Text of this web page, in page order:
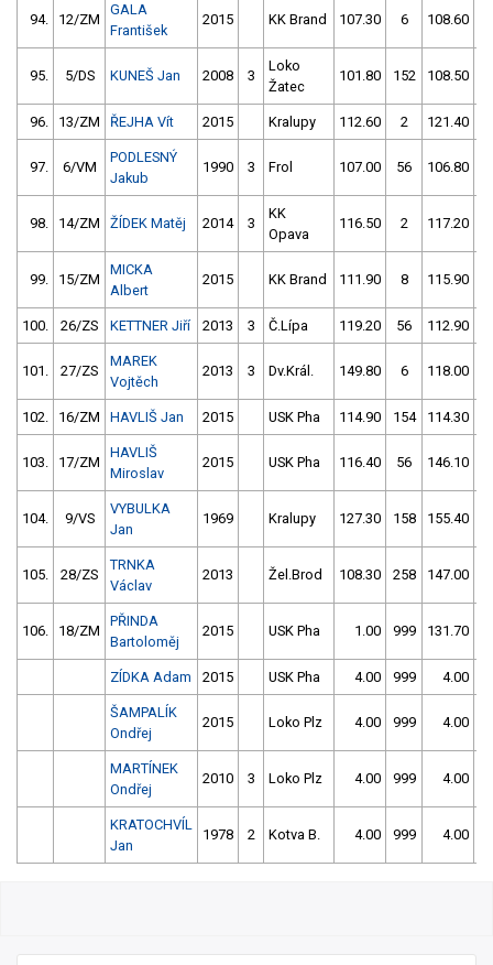
94. 12/ZM
GALA
František
2015 KK Brand 107.30 6 108.60
95. 5/DS KUNEŠ Jan 2008 3
Loko
Žatec
101.80 152 108.50
96. 13/ZM ŘEJHA Vít 2015 Kralupy 112.60 2 121.40
97. 6/VM
PODLESNÝ
Jakub
1990 3 Frol 107.00 56 106.80
98. 14/ZM ŽÍDEK Matěj 2014 3
KK
Opava
116.50 2 117.20
99. 15/ZM
MICKA
Albert
2015 KK Brand 111.90 8 115.90
100. 26/ZS KETTNER Jiří 2013 3 Č.Lípa 119.20 56 112.90
101. 27/ZS
MAREK
Vojtěch
2013 3 Dv.Král. 149.80 6 118.00
102. 16/ZM HAVLIŠ Jan 2015 USK Pha 114.90 154 114.30
103. 17/ZM
HAVLIŠ
Miroslav
2015 USK Pha 116.40 56 146.10
104. 9/VS
VYBULKA
Jan
1969 Kralupy 127.30 158 155.40
105. 28/ZS
TRNKA
Václav
2013 Žel.Brod 108.30 258 147.00
106. 18/ZM
PŘINDA
Bartoloměj
2015 USK Pha 1.00 999 131.70
ZÍDKA Adam 2015 USK Pha 4.00 999 4.00
ŠAMPALÍK
Ondřej
2015 Loko Plz 4.00 999 4.00
MARTÍNEK
Ondřej
2010 3 Loko Plz 4.00 999 4.00
KRATOCHVÍL
Jan
1978 2 Kotva B. 4.00 999 4.00
veteránů